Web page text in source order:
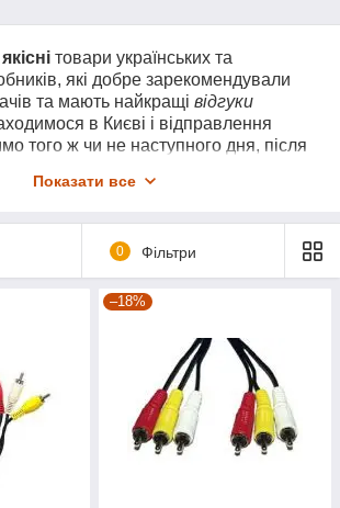
якісні товари українських та
які добре зарекомендували
та мають найкращі відгуки
в Києві і відправлення
того ж чи не наступного дня, після
Законом випадках, а якщо є
це до нас.
Показати все
0 Фільтри
–18%